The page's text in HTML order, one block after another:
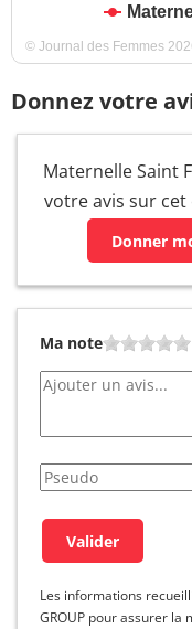
© Journal des Femmes
Donnez votre
Maternelle Saint
votre avis sur
Donner
Ma note
Les informations
GROUP pour assurer la